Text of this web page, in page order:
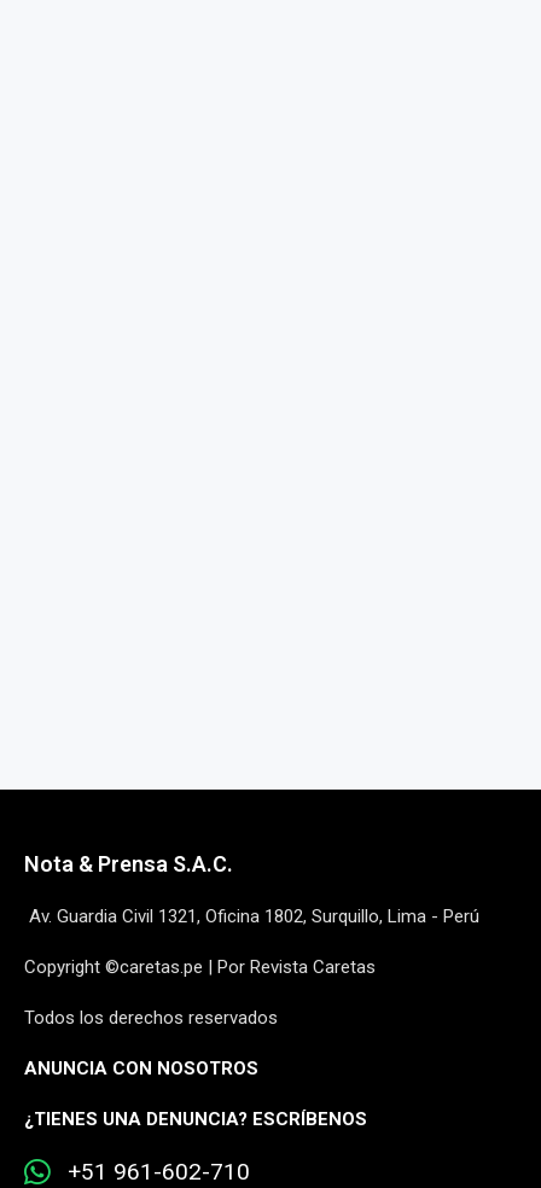
Nota & Prensa S.A.C.
Av. Guardia Civil 1321, Oficina 1802, Surquillo, Lima - Perú
Copyright ©caretas.pe | Por Revista Caretas
Todos los derechos reservados
ANUNCIA CON NOSOTROS
¿TIENES UNA DENUNCIA? ESCRÍBENOS
+51 961-602-710